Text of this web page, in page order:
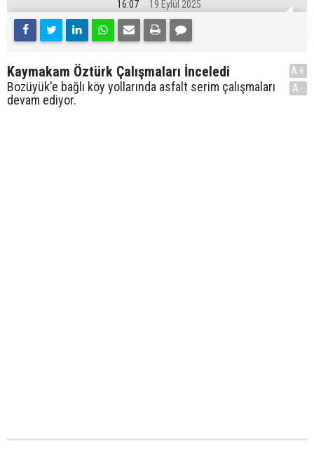
16:07 19 Eylül 2025
Kaymakam Öztürk Çalışmaları İnceledi
Bozüyük'e bağlı köy yollarında asfalt serim çalışmaları
devam ediyor.
A+
A-